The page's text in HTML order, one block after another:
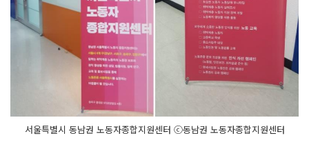
서울특별시 동남권 노동자종합지원센터 ⓒ동남권 노동자종합지원센터